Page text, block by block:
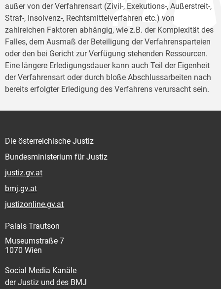
außer von der Verfahrensart (Zivil-, Exekutions-, Außerstreit-,
Straf-, Insolvenz-, Rechtsmittelverfahren etc.) von
zahlreichen Faktoren abhängig, wie z.B. der Komplexität des
Falles, dem Ausmaß der Beteiligung der Verfahrensparteien
oder den bei Gericht zur Verfügung stehenden Ressourcen.
Eine längere Erledigungsdauer kann auch Teil der Eigenheit
der Verfahrensart oder durch bloße Abschlussarbeiten nach
bereits erfolgter Erledigung des Verfahrens verursacht sein.
Die österreichische Justiz
Bundesministerium für Justiz
justiz.gv.at
bmj.gv.at
justizonline.gv.at
Palais Trautson
Museumstraße 7
1070 Wien
Social Media Kanäle
der Justiz und des BMJ